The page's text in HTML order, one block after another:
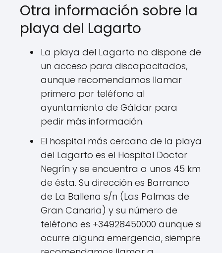
Otra información sobre la
playa del Lagarto
La playa del Lagarto no dispone de
un acceso para discapacitados,
aunque recomendamos llamar
primero por teléfono al
ayuntamiento de Gáldar para
pedir más información.
El hospital más cercano de la playa
del Lagarto es el Hospital Doctor
Negrín y se encuentra a unos 45 km
de ésta. Su dirección es Barranco
de La Ballena s/n (Las Palmas de
Gran Canaria) y su número de
teléfono es +34928450000 aunque si
ocurre alguna emergencia, siempre